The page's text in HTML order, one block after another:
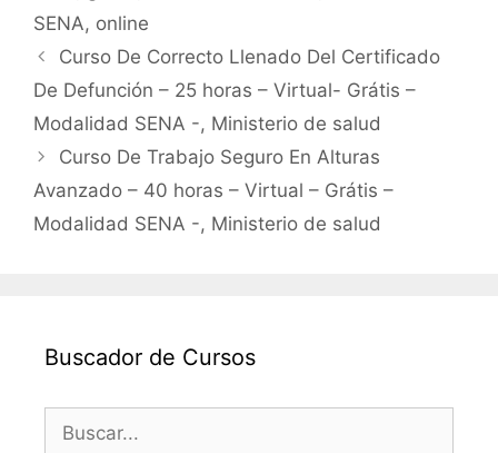
SENA, online
Curso De Correcto Llenado Del Certificado
De Defunción – 25 horas – Virtual- Grátis –
Modalidad SENA -, Ministerio de salud
Curso De Trabajo Seguro En Alturas
Avanzado – 40 horas – Virtual – Grátis –
Modalidad SENA -, Ministerio de salud
Buscador de Cursos
Buscar: